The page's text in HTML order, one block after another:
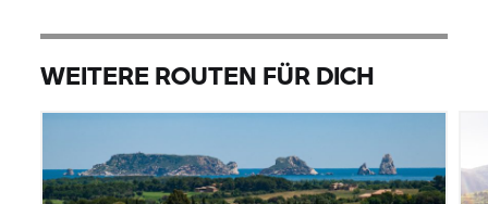
WEITERE ROUTEN FÜR DICH